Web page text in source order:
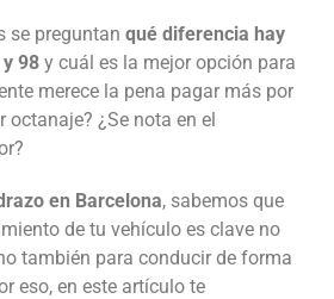
se preguntan qué diferencia hay
98 y cuál es la mejor opción para
merece la pena pagar más por
octanaje? ¿Se nota en el
en Barcelona, sabemos que
de tu vehículo es clave no
también para conducir de forma
eso, en este artículo te